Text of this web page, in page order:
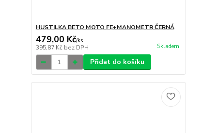
HUSTILKA BETO MOTO FE+MANOMETR ČERNÁ
479,00 Kč/ks
395,87 Kč bez DPH Skladem
Přidat do košíku